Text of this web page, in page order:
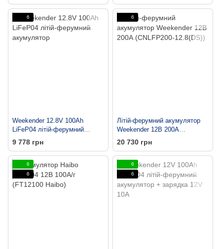
6
Weekender 12.8V 100Ah
LiFeP04 літій-ферумний
акумулятор
9 778 грн
6
Літій-ферумний акумулятор
Weekender 12В 200А
(CNLFP200-12.8(DS))
20 730 грн
6
6
6
6